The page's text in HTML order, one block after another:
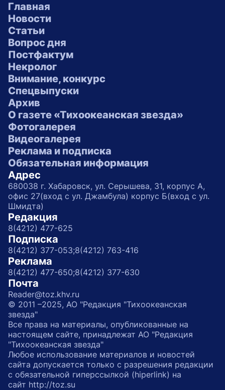
Главная
Новости
Статьи
Вопрос дня
Постфактум
Некролог
Внимание, конкурс
Спецвыпуски
Архив
О газете «Тихоокеанская звезда»
Фотогалерея
Видеогалерея
Реклама и подписка
Обязательная информация
Адрес
680038 г. Хабаровск, ул. Серышева, 31, корпус А,
офис 27(вход с ул. Джамбула) корпус Б(вход с ул.
Шмидта)
Редакция
8(4212) 477-625
Подписка
8(4212) 377-053;8(4212) 763-416
Реклама
8(4212) 477-650;8(4212) 377-630
Почта
Reader@toz.khv.ru
© 2011 –2025, АО "Редакция "Тихоокеанская
звезда"
Все права на материалы, опубликованные на
настоящем сайте, принадлежат АО "Редакция
"Тихоокеанская звезда"
Любое использование материалов и новостей
сайта допускается только с разрешения редакции
с обязательной гиперссылкой (hiperlink) на
сайт http://toz.su